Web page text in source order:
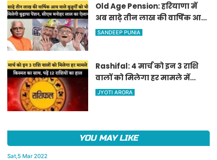
Old Age Pension: हरियाणा में
अब साढ़े तीन लाख की वार्षिक आय
वाले बुजुर्गों को भी मिलेगी बुढ़ापा
SANDEEP PUNIA
Rashifal: 4 मार्च को इन 3 राशि
वालों को मिलेगा हर मामले में
किस्मत का साथ, पढ़ें 12 राशियों का
JYOTI ARORA
YOU MAY LIKE
Sat,5 Mar 2022